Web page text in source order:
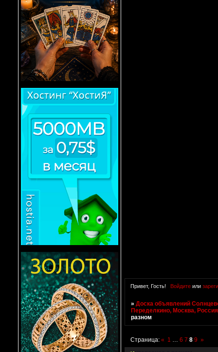
Привет, Гость! Войдитеили
»Доска объявлений
Переделкино, Москва, Россия
разном
Страница:« 1 … 6 7 8 9 »